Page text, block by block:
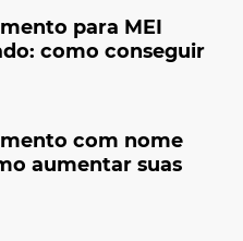
para MEI
como conseguir
com nome
aumentar suas